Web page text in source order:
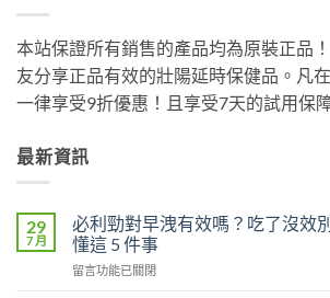
本站保證所有銷售的產品均為原裝正品
友分享正品有效的壯陽延時保健品。凡
一律享受9折優惠！且享受7天的試用保
最新資訊
29
7 月
必利勁對早洩有效嗎？吃了沒效
懂這 5 件事
在
留言功能已關閉